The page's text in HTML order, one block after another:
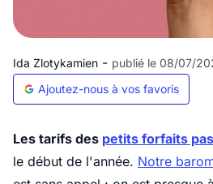
Ida Zlotykamien - publié le 08/07/
Ajoutez-nous à vos favoris
Les tarifs des petits forfaits
le début de l'année. Notre